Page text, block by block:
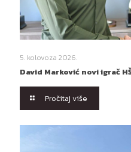
5. kolovoza 2026.
David Marković novi igrač
Pročitaj više